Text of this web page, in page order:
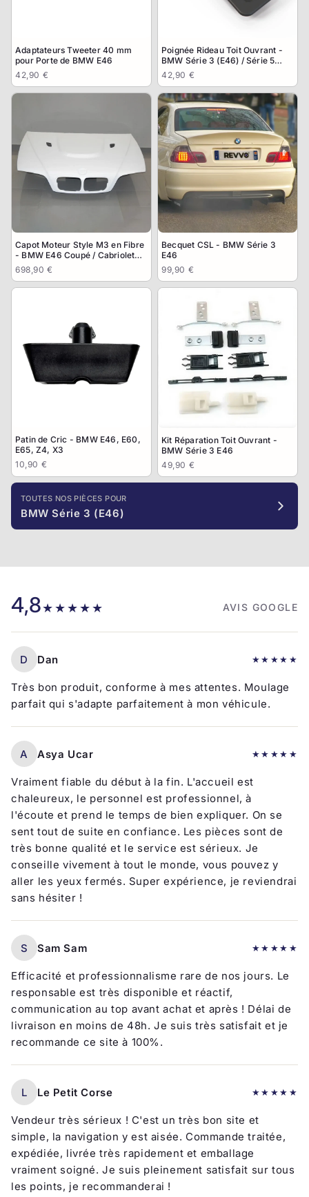
Adaptateurs Tweeter 40 mm
pour Porte de BMW E46
42,90 €
Poignée Rideau Toit Ouvrant -
BMW Série 3 (E46) / Série 5
(E39)
42,90 €
Capot Moteur Style M3 en Fibre
- BMW E46 Coupé / Cabriolet
phase 1
698,90 €
Becquet CSL - BMW Série 3
E46
99,90 €
Patin de Cric - BMW E46, E60,
E65, Z4, X3
10,90 €
Kit Réparation Toit Ouvrant -
BMW Série 3 E46
49,90 €
TOUTES NOS PIÈCES POUR
BMW Série 3 (E46)
4,8★★★★★ AVIS GOOGLE
D Dan ★★★★★
Très bon produit, conforme à mes attentes. Moulage
parfait qui s'adapte parfaitement à mon véhicule.
A Asya Ucar ★★★★★
Vraiment fiable du début à la fin. L'accueil est
chaleureux, le personnel est professionnel, à
l'écoute et prend le temps de bien expliquer. On se
sent tout de suite en confiance. Les pièces sont de
très bonne qualité et le service est sérieux. Je
conseille vivement à tout le monde, vous pouvez y
aller les yeux fermés. Super expérience, je reviendrai
sans hésiter !
S Sam Sam ★★★★★
Efficacité et professionnalisme rare de nos jours. Le
responsable est très disponible et réactif,
communication au top avant achat et après ! Délai de
livraison en moins de 48h. Je suis très satisfait et je
recommande ce site à 100%.
L Le Petit Corse ★★★★★
Vendeur très sérieux ! C'est un très bon site et
simple, la navigation y est aisée. Commande traitée,
expédiée, livrée très rapidement et emballage
vraiment soigné. Je suis pleinement satisfait sur tous
les points, je recommanderai !